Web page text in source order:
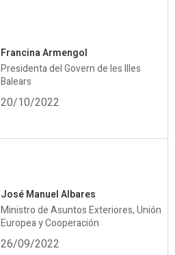
Francina Armengol
Presidenta del Govern de les Illes
Balears
20/10/2022
José Manuel Albares
Ministro de Asuntos Exteriores, Unión
Europea y Cooperación
26/09/2022